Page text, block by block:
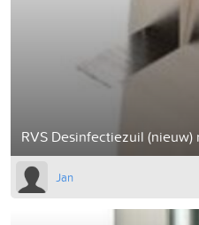
RVS Desinfectiezuil
Jan